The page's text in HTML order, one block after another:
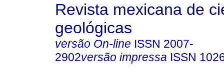
Revista mexicana de
geológicas
versão On-line ISSN 2007-
2902versão impressa ISSN